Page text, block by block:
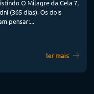
O Milagre da Cela 7,
(365 dias). Os dois
pensar:...
ler mais